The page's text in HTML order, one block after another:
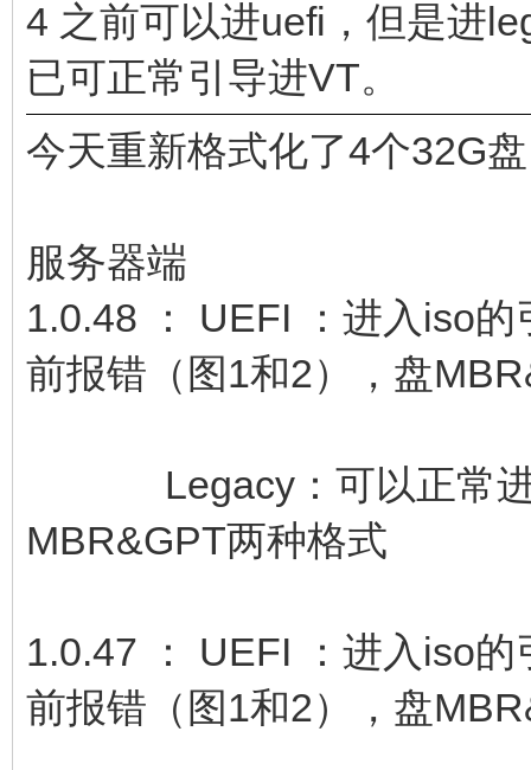
4 之前可以进uefi，但是进
已可正常引导进VT。
今天重新格式化了4个32G
服务器端
1.0.48 ： UEFI ：进入iso
前报错（图1和2），盘
Legacy：可以正常进入
MBR&GPT两种格式
1.0.47 ： UEFI ：进入iso
前报错（图1和2），盘